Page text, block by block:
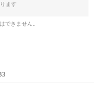
ます
できません。